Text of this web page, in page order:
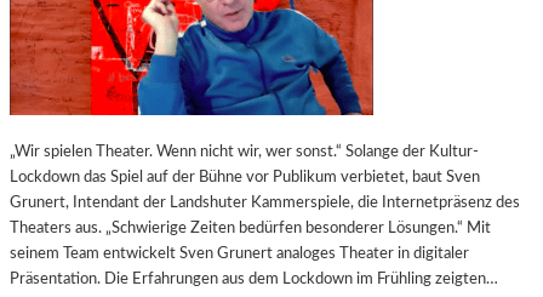
R
E
A
L
I
I
E
S
“
I
M
„Wir spielen Theater. Wenn nicht wir, wer sonst.“ Solange der Kultur-
Lockdown das Spiel auf der Bühne vor Publikum verbietet, baut Sven
Grunert, Intendant der Landshuter Kammerspiele, die Internetpräsenz des
Theaters aus. „Schwierige Zeiten bedürfen besonderer Lösungen.“ Mit
seinem Team entwickelt Sven Grunert analoges Theater in digitaler
Präsentation. Die Erfahrungen aus dem Lockdown im Frühling zeigten…